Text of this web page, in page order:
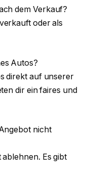
dem Verkauf?
oder als
Autos?
direkt auf unserer
dir ein faires und
nicht
Es gibt